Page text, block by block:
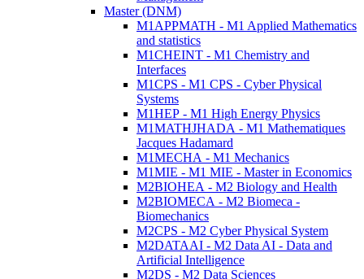
Master (DNM)
M1APPMATH - M1 Applied Mathematics
and statistics
M1CHEINT - M1 Chemistry and
Interfaces
M1CPS - M1 CPS - Cyber Physical
Systems
M1HEP - M1 High Energy Physics
M1MATHJHADA - M1 Mathematiques
Jacques Hadamard
M1MECHA - M1 Mechanics
M1MIE - M1 MIE - Master in Economics
M2BIOHEA - M2 Biology and Health
M2BIOMECA - M2 Biomeca -
Biomechanics
M2CPS - M2 Cyber Physical System
M2DATAAI - M2 Data AI - Data and
Artificial Intelligence
M2DS - M2 Data Sciences